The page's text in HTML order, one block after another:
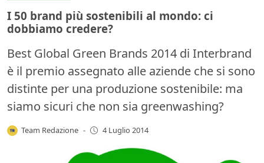
I 50 brand più sostenibili al mondo: ci
dobbiamo credere?
Best Global Green Brands 2014 di Interbrand
è il premio assegnato alle aziende che si sono
distinte per una produzione sostenibile: ma
siamo sicuri che non sia greenwashing?
Team Redazione - 4 Luglio 2014